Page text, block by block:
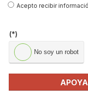
El precio del
Acepto recibir
(*)
No soy un robot